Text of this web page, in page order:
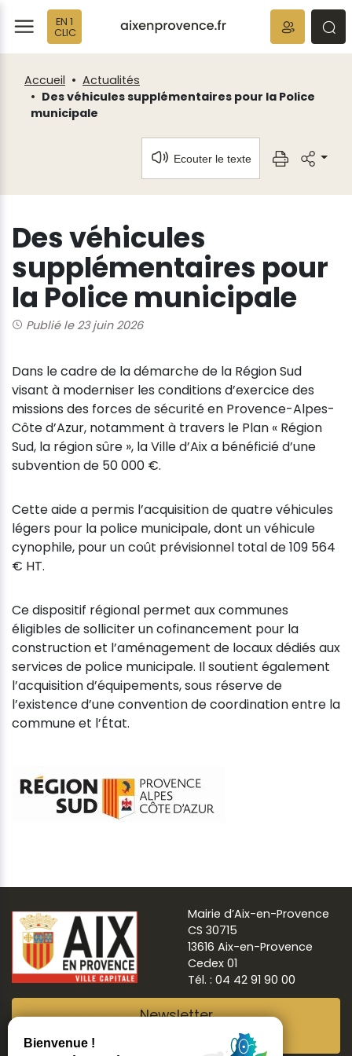
EN 1
CLIC
Accueil
Actualités
Des véhicules supplémentaires pour la Police
municipale
Ecouter le texte
Des véhicules
supplémentaires pour
la Police municipale
Publié le 23 juin 2026
Dans le cadre de la démarche de la Région Sud
visant à moderniser les conditions d’exercice des
missions des forces de sécurité en Provence-Alpes-
Côte d’Azur, notamment à travers le Plan « Région
Sud, la région sûre », la Ville d’Aix a bénéficié d’une
subvention de 50 000 €.
Cette aide a permis l’acquisition de quatre véhicules
légers pour la police municipale, dont un véhicule
cynophile, pour un coût prévisionnel total de 109 564
€ HT.
Ce dispositif régional permet aux communes
éligibles de solliciter un cofinancement pour la
construction et l’aménagement de locaux dédiés aux
services de police municipale. Il soutient également
l’acquisition d’équipements, sous réserve de
l’existence d’une convention de coordination entre la
commune et l’État.
Mairie d’Aix-en-Provence
CS 30715
13616 Aix-en-Provence
Cedex 01
Tél. : 04 42 91 90 00
Newsletter
Fenêtre
de
chat
Panneau de gestion des cookies